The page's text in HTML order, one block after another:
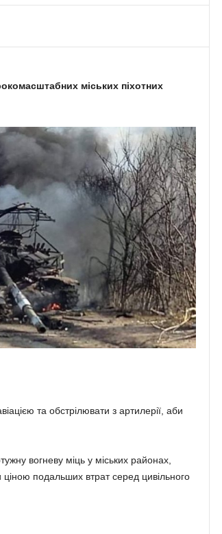
міських піхотних
та обстрілювати з артилерії, аби
вогневу міць у міських районах,
ціною подальших втрат серед цивільного